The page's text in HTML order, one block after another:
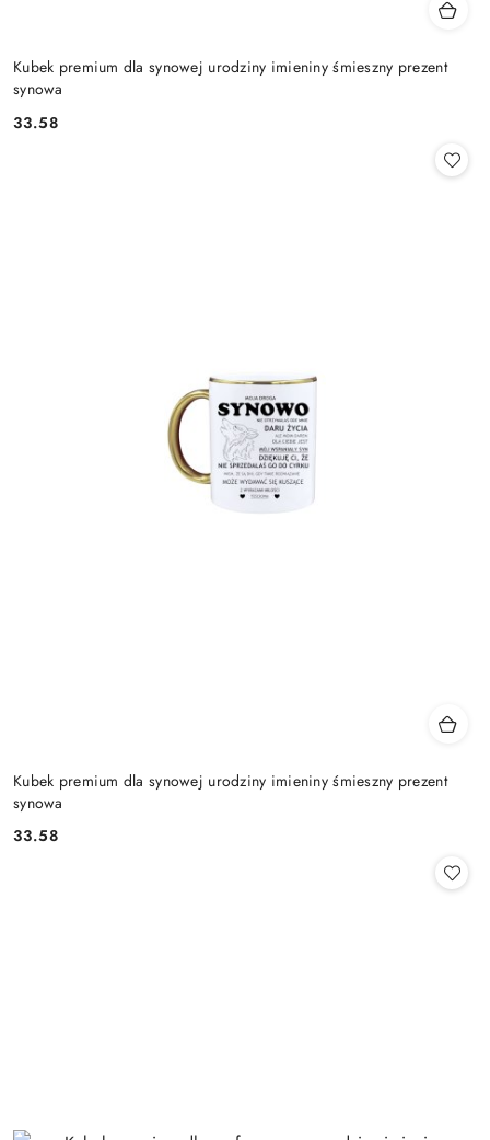
Kubek premium dla synowej urodziny imieniny śmieszny prezent
synowa
Cena:
33.58
Kubek premium dla synowej urodziny imieniny śmieszny prezent
synowa
Cena:
33.58